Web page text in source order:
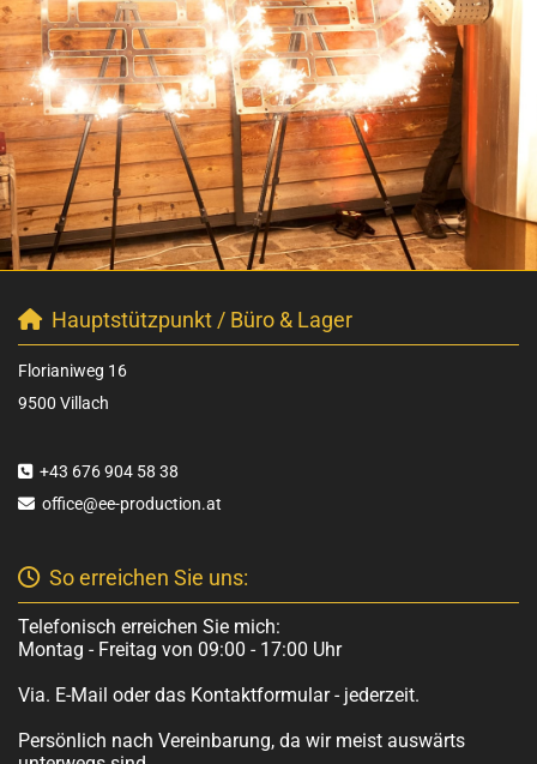
 Hauptstützpunkt / Büro & Lager
Florianiweg 16
9500 Villach
 +43 676 904 58 38
 office@ee-production.at
So erreichen Sie uns:
Telefonisch erreichen Sie mich:
Montag - Freitag von 09:00 - 17:00 Uhr
Via. E-Mail oder das Kontaktformular - jederzeit.
Persönlich nach Vereinbarung, da wir meist auswärts